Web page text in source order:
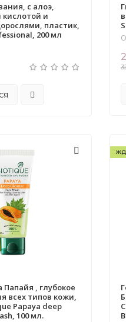
с алоэ,
кислотой и
пластик,
200 мл
, глубокое
всех типов кожи,
Papaya deep
100 мл.